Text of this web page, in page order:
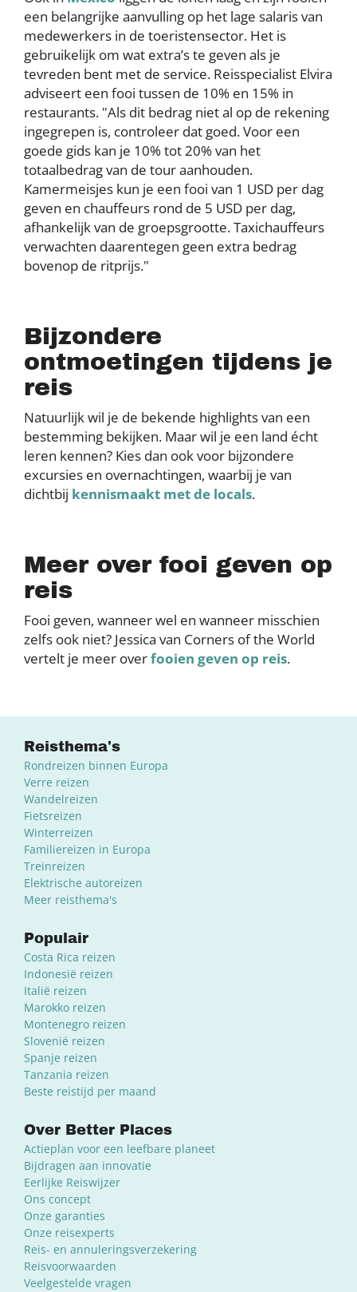
een belangrijke aanvulling op het lage salaris van
medewerkers in de toeristensector. Het is
gebruikelijk om wat extra’s te geven als je
tevreden bent met de service. Reisspecialist Elvira
adviseert een fooi tussen de 10% en 15% in
restaurants. "Als dit bedrag niet al op de rekening
ingegrepen is, controleer dat goed. Voor een
goede gids kan je 10% tot 20% van het
totaalbedrag van de tour aanhouden.
Kamermeisjes kun je een fooi van 1 USD per dag
geven en chauffeurs rond de 5 USD per dag,
afhankelijk van de groepsgrootte. Taxichauffeurs
verwachten daarentegen geen extra bedrag
bovenop de ritprijs."
Bijzondere
ontmoetingen tijdens je
reis
Natuurlijk wil je de bekende highlights van een
bestemming bekijken. Maar wil je een land écht
leren kennen? Kies dan ook voor bijzondere
excursies en overnachtingen, waarbij je van
dichtbij kennismaakt met de locals.
Meer over fooi geven op
reis
Fooi geven, wanneer wel en wanneer misschien
zelfs ook niet? Jessica van Corners of the World
vertelt je meer overfooien geven op reis.
Reisthema's
Rondreizen binnen Europa
Verre reizen
Wandelreizen
Fietsreizen
Winterreizen
Familiereizen in Europa
Treinreizen
Elektrische autoreizen
Meer reisthema's
Populair
Costa Rica reizen
Indonesië reizen
Italië reizen
Marokko reizen
Montenegro reizen
Slovenië reizen
Spanje reizen
Tanzania reizen
Beste reistijd per maand
Over Better Places
Actieplan voor een leefbare planeet
Bijdragen aan innovatie
Eerlijke Reiswijzer
Ons concept
Onze garanties
Onze reisexperts
Reis- en annuleringsverzekering
Reisvoorwaarden
Veelgestelde vragen